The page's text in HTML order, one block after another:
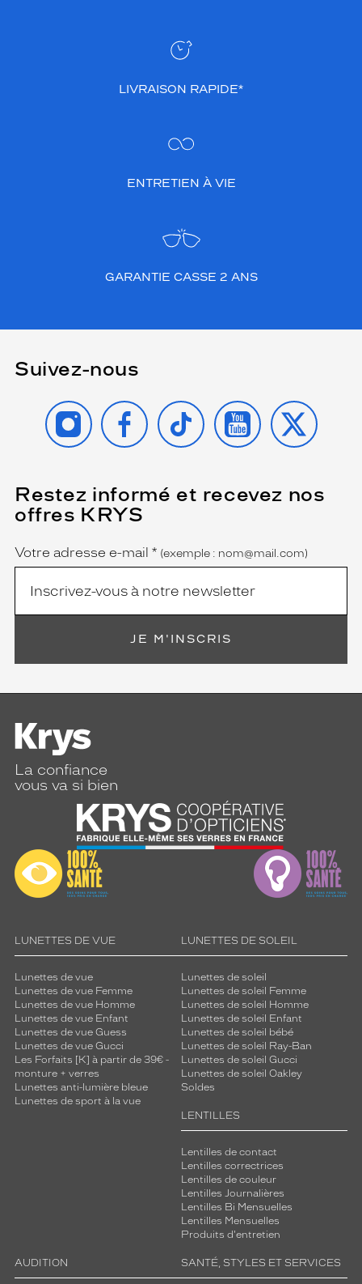
LIVRAISON RAPIDE*
ENTRETIEN À VIE
GARANTIE CASSE 2 ANS
Suivez-nous
INSTAGRAMFACEBOOK
TIKTOK YOUTUBE
X
Restez informé et recevez nos
offres KRYS
Name
Votre adresse e-mail *
(Ce
champ
est
obligatoire)
(exemple : nom@mail.com)
JE M'INSCRIS
La confiance
vous va si bien
LUNETTES DE VUE
Lunettes de vue
Lunettes de vue Femme
Lunettes de vue Homme
Lunettes de vue Enfant
Lunettes de vue Guess
Lunettes de vue Gucci
Les Forfaits [K] à partir de 39€ -
monture + verres
Lunettes anti-lumière bleue
Lunettes de sport à la vue
LUNETTES DE SOLEIL
Lunettes de soleil
Lunettes de soleil Femme
Lunettes de soleil Homme
Lunettes de soleil Enfant
Lunettes de soleil bébé
Lunettes de soleil Ray-Ban
Lunettes de soleil Gucci
Lunettes de soleil Oakley
Soldes
LENTILLES
Lentilles de contact
Lentilles correctrices
Lentilles de couleur
Lentilles Journalières
Lentilles Bi Mensuelles
Lentilles Mensuelles
Produits d'entretien
AUDITION SANTÉ, STYLES ET SERVICES